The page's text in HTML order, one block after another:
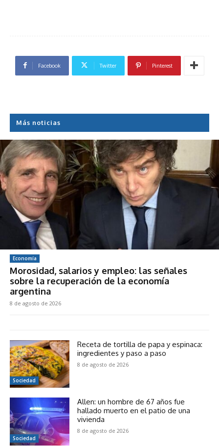
Facebook Twitter Pinterest
Más noticias
Economía
Morosidad, salarios y empleo: las señales
sobre la recuperación de la economía
argentina
8 de agosto de 2026
Sociedad
Receta de tortilla de papa y espinaca:
ingredientes y paso a paso
8 de agosto de 2026
Sociedad
Allen: un hombre de 67 años fue
hallado muerto en el patio de una
vivienda
8 de agosto de 2026